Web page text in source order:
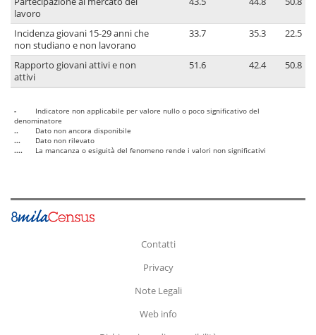
lavoro
Incidenza giovani 15-29 anni che
non studiano e non lavorano
33.7 35.3 22.5
Rapporto giovani attivi e non
attivi
51.6 42.4 50.8
-
Indicatore non applicabile per valore nullo o poco significativo del
denominatore
..
Dato non ancora disponibile
...
Dato non rilevato
....
La mancanza o esiguità del fenomeno rende i valori non significativi
Contatti
Privacy
Note Legali
Web info